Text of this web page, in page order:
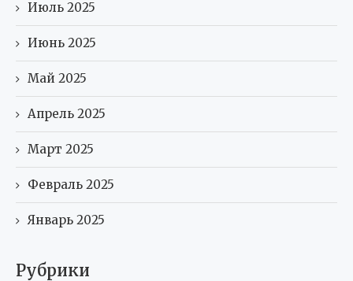
Июль 2025
Июнь 2025
Май 2025
Апрель 2025
Март 2025
Февраль 2025
Январь 2025
Рубрики